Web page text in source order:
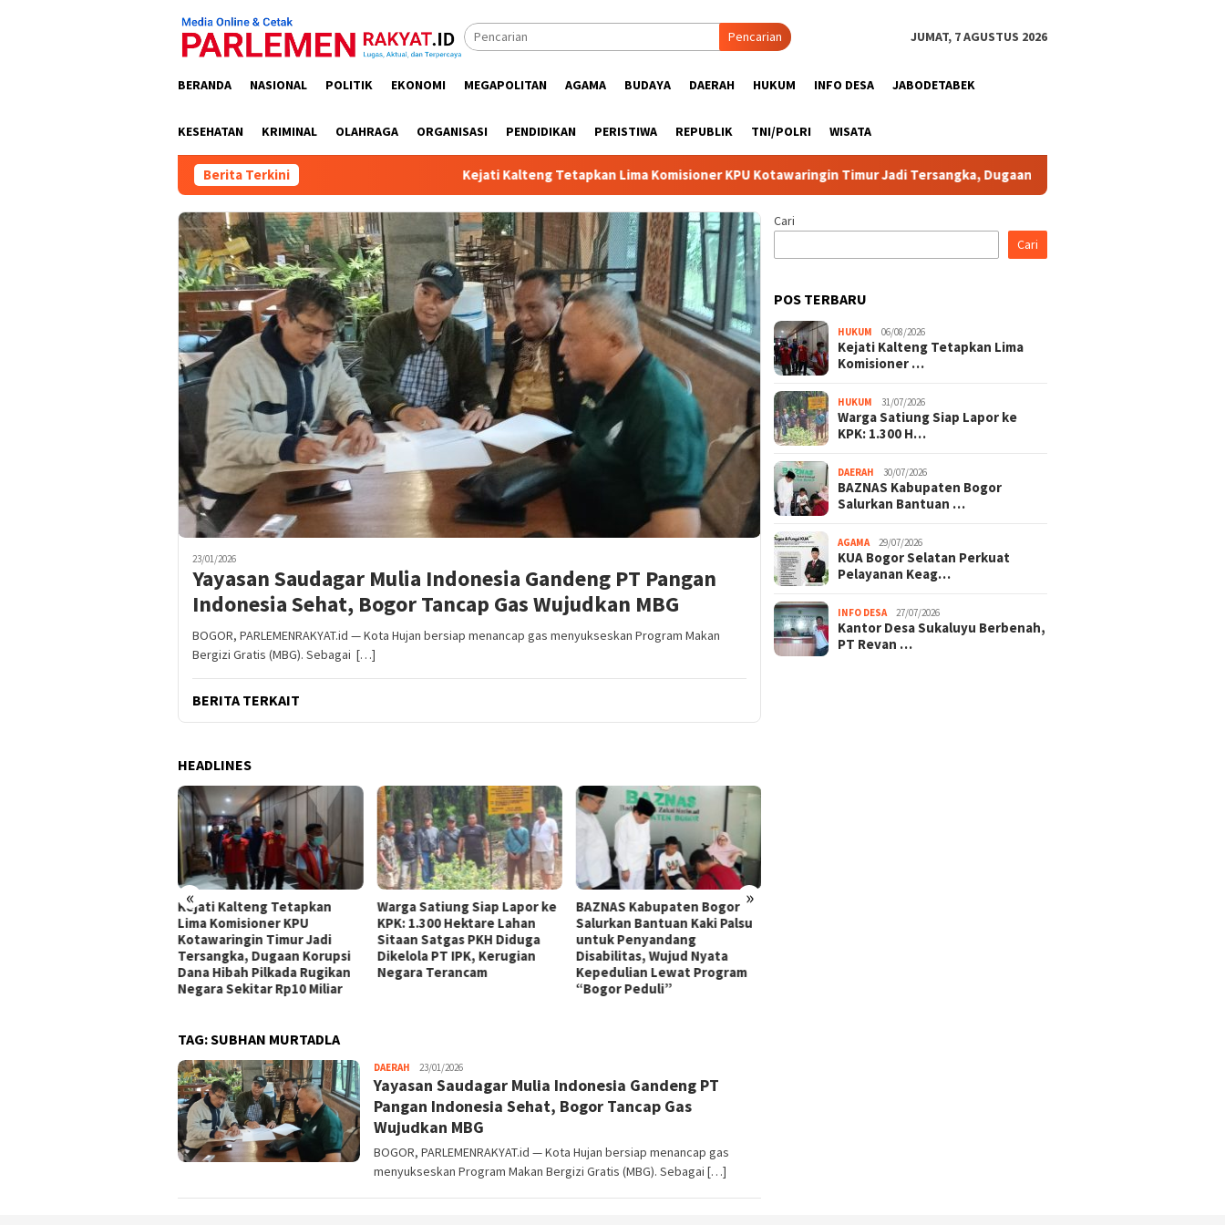
Pencarian JUMAT, 7 AGUSTUS 2026
BERANDA NASIONAL POLITIK EKONOMI MEGAPOLITAN AGAMA BUDAYA DAERAH HUKUM INFO DESA JABODETABEK
KESEHATAN KRIMINAL OLAHRAGA ORGANISASI PENDIDIKAN PERISTIWA REPUBLIK TNI/POLRI WISATA
Berita Terkini Kejati Kalteng Tetapkan Lima Komisioner KPU Kotawaringin Timur Jadi Tersangka, Dugaan Korupsi Dana Hibah Pilkada Rugikan
23/01/2026
Yayasan Saudagar Mulia Indonesia Gandeng PT Pangan
Indonesia Sehat, Bogor Tancap Gas Wujudkan MBG
BOGOR, PARLEMENRAKYAT.id — Kota Hujan bersiap menancap gas menyukseskan Program Makan
Bergizi Gratis (MBG). Sebagai […]
BERITA TERKAIT
HEADLINES
« »
Kejati Kalteng Tetapkan
Lima Komisioner KPU
Kotawaringin Timur Jadi
Tersangka, Dugaan Korupsi
Dana Hibah Pilkada Rugikan
Negara Sekitar Rp10 Miliar
Warga Satiung Siap Lapor ke
KPK: 1.300 Hektare Lahan
Sitaan Satgas PKH Diduga
Dikelola PT IPK, Kerugian
Negara Terancam
BAZNAS Kabupaten Bogor
Salurkan Bantuan Kaki Palsu
untuk Penyandang
Disabilitas, Wujud Nyata
Kepedulian Lewat Program
“Bogor Peduli”
TAG:SUBHAN MURTADLA
DAERAH Parlemen
Rakyat
23/01/2026
Yayasan Saudagar Mulia Indonesia Gandeng PT
Pangan Indonesia Sehat, Bogor Tancap Gas
Wujudkan MBG
BOGOR, PARLEMENRAKYAT.id — Kota Hujan bersiap menancap gas
menyukseskan Program Makan Bergizi Gratis (MBG). Sebagai […]
Cari
Cari
POS TERBARU
HUKUM 06/08/2026
Kejati Kalteng Tetapkan Lima
Komisioner …
HUKUM 31/07/2026
Warga Satiung Siap Lapor ke
KPK: 1.300 H…
DAERAH 30/07/2026
BAZNAS Kabupaten Bogor
Salurkan Bantuan …
AGAMA 29/07/2026
KUA Bogor Selatan Perkuat
Pelayanan Keag…
INFO DESA 27/07/2026
Kantor Desa Sukaluyu Berbenah,
PT Revan …